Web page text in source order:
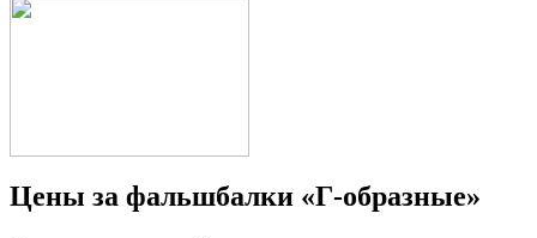
Цены за фальшбалки «Г-образные»